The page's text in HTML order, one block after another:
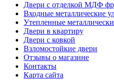
Двери с отделкой МДФ
Входные металлические
Утепленные
Двери в квартиру
Двери с ковкой
Взломостойкие двери
Отзывы о магазине
Контакты
Карта сайта